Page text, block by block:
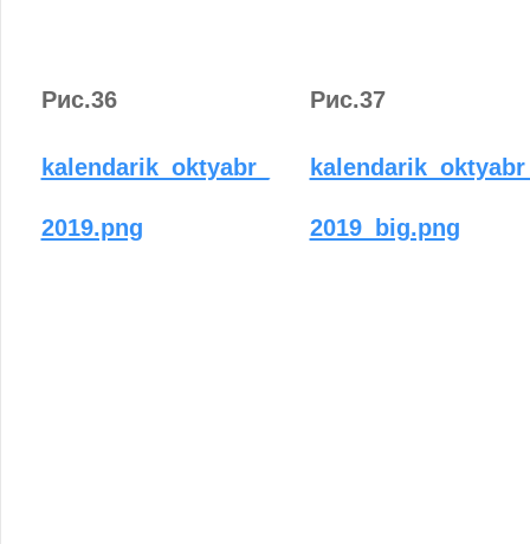
Рис.36
kalendarik_oktyabr_
2019.png
Рис.37
2019_big.png